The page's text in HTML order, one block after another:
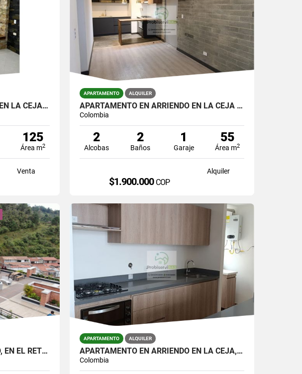
CASA UNIFAMILIAR EN VENTA EN LA CEJA, SECTOR COTIZADO.
125
Área m2
Venta
APARTAMENTO ALQUILER
APARTAMENTO EN ARRIENDO EN LA CEJA DE PRIMER PISO.
Colombia
2
Alcobas
2
Baños
1
Garaje
55
Área m2
Alquiler
$1.900.000 COP
APARTAESTUDIO EN ARRIENDO, EN EL RETIRO
APARTAMENTO ALQUILER
APARTAMENTO EN ARRIENDO EN LA CEJA, UNIDAD CERRADA.
Colombia